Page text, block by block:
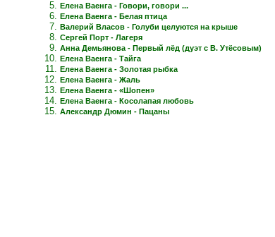
Елена Ваенга - Говори, говори ...
Елена Ваенга - Белая птица
Валерий Власов - Голуби целуются на крыше
Сергей Порт - Лагеря
Анна Демьянова - Первый лёд (дуэт с В. Утёсовым)
Елена Ваенга - Тайга
Елена Ваенга - Золотая рыбка
Елена Ваенга - Жаль
Елена Ваенга - «Шопен»
Елена Ваенга - Косолапая любовь
Александр Дюмин - Пацаны